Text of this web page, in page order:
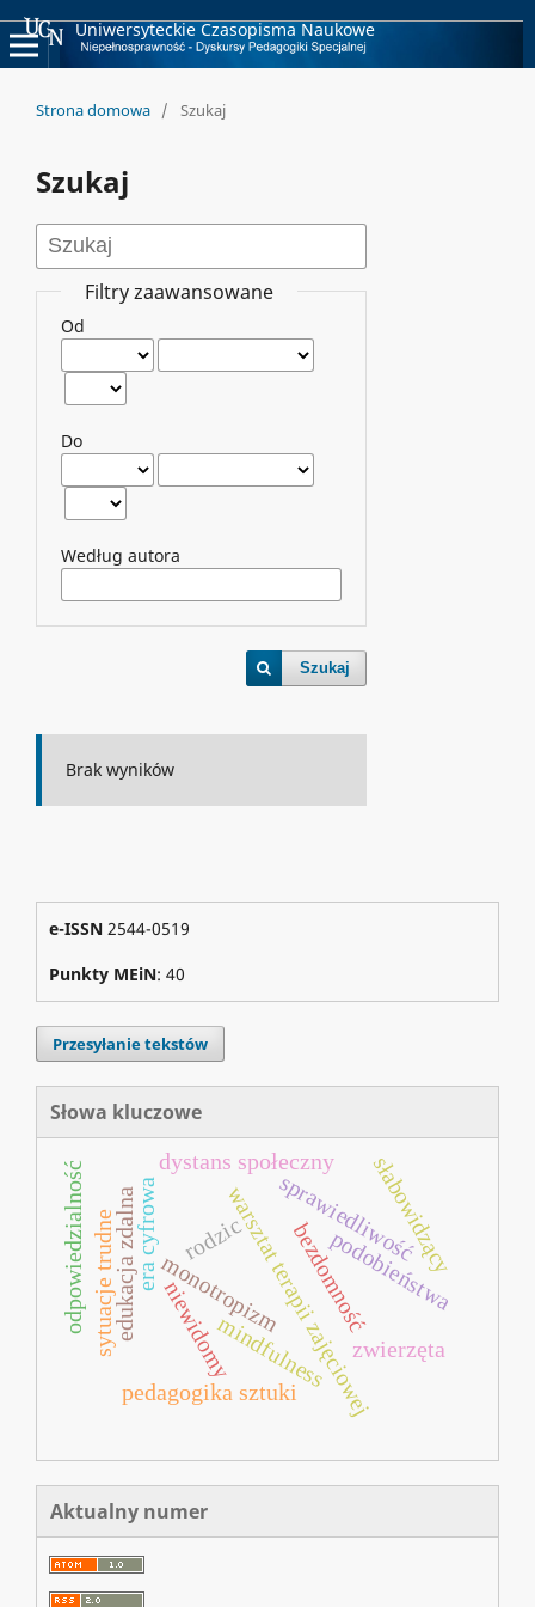
Uniwersyteckie Czasopisma Naukowe
Strona domowa / Szukaj
Szukaj
Filtry zaawansowane
Od
Do
Według autora
Szukaj
Brak wyników
e-ISSN 2544-0519
Punkty MEiN: 40
Przesyłanie tekstów
Słowa kluczowe
bezdomność
niewidomy
monotropizmwarsztat terapii zajęciowejpodobieństwa
słabowidzący
era cyfrowa
edukacja zdalna rodzic
sytuacje trudne
odpowiedzialność
zwierzęta
sprawiedliwość
dystans społeczny
mindfulness
pedagogika sztuki
Aktualny numer